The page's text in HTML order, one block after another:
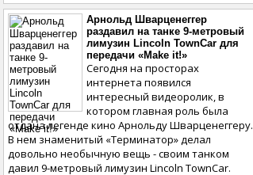
Арнольд Шварценеггер
раздавил на танке 9-метровый
лимузин Lincoln TownCar для
передачи «Make it!»
Сегодня на просторах
интернета появился
интересный видеоролик, в
котором главная роль была
отдана легенде кино Арнольду Шварценеггеру.
В нем знаменитый «Терминатор» делал
довольно необычную вещь - своим танком
давил 9-метровый лимузин Lincoln TownCar.